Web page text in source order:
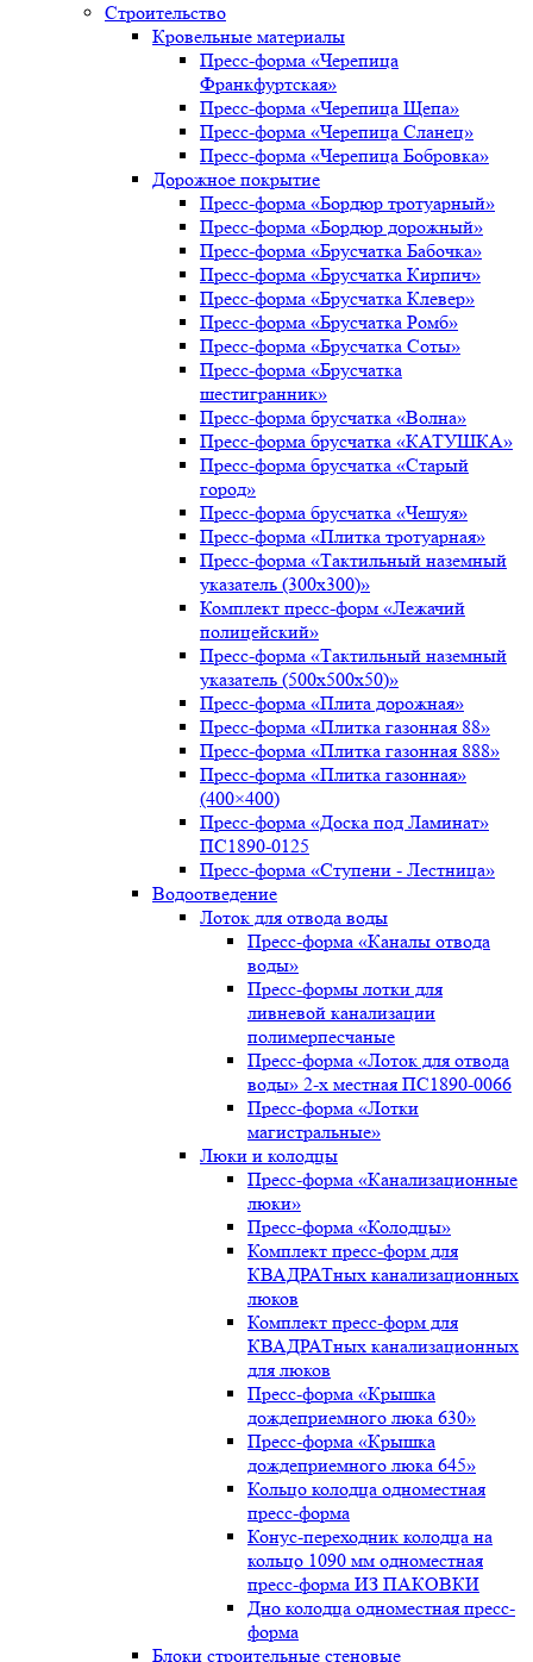
Строительство
Кровельные материалы
Пресс-форма «Черепица
Франкфуртская»
Пресс-форма «Черепица Щепа»
Пресс-форма «Черепица Сланец»
Пресс-форма «Черепица Бобровка»
Дорожное покрытие
Пресс-форма «Бордюр тротуарный»
Пресс-форма «Бордюр дорожный»
Пресс-форма «Брусчатка Бабочка»
Пресс-форма «Брусчатка Кирпич»
Пресс-форма «Брусчатка Клевер»
Пресс-форма «Брусчатка Ромб»
Пресс-форма «Брусчатка Соты»
Пресс-форма «Брусчатка
шестигранник»
Пресс-форма брусчатка «Волна»
Пресс-форма брусчатка «КАТУШКА»
Пресс-форма брусчатка «Старый
город»
Пресс-форма брусчатка «Чешуя»
Пресс-форма «Плитка тротуарная»
Пресс-форма «Тактильный наземный
указатель (300х300)»
Комплект пресс-форм «Лежачий
полицейский»
Пресс-форма «Тактильный наземный
указатель (500х500х50)»
Пресс-форма «Плита дорожная»
Пресс-форма «Плитка газонная 88»
Пресс-форма «Плитка газонная 888»
Пресс-форма «Плитка газонная»
(400×400)
Пресс-форма «Доска под Ламинат»
ПС1890-0125
Пресс-форма «Ступени - Лестница»
Водоотведение
Лоток для отвода воды
Пресс-форма «Каналы отвода
воды»
Пресс-формы лотки для
ливневой канализации
полимерпесчаные
Пресс-форма «Лоток для отвода
воды» 2-х местная ПС1890-0066
Пресс-форма «Лотки
магистральные»
Люки и колодцы
Пресс-форма «Канализационные
люки»
Пресс-форма «Колодцы»
Комплект пресс-форм для
КВАДРАТных канализационных
люков
Комплект пресс-форм для
КВАДРАТных канализационных
для люков
Пресс-форма «Крышка
дождеприемного люка 630»
Пресс-форма «Крышка
дождеприемного люка 645»
Кольцо колодца одноместная
пресс-форма
Конус-переходник колодца на
кольцо 1090 мм одноместная
пресс-форма ИЗ ПАКОВКИ
Дно колодца одноместная пресс-
форма
Блоки строительные стеновые